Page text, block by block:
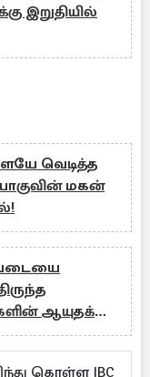
இறுதியில்
வெடித்த
மகன்
ஆயுதக்
கொள்ள IBC